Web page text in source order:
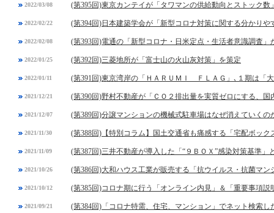
2022/03/08 (第395回)東京カンテイが「タワマンの供給動向とストック数
2022/02/22 (第394回)日本建築学会が「新型コロナ対策に関する分かりや
2022/02/08 (第393回)電通の「新型コロナ・日米定点・生活者意識調査」
2022/01/25 (第392回)三菱地所が「富士山の火山灰対策」を策定
2022/01/11 (第391回)東京湾岸の「ＨＡＲＵＭＩ ＦＬＡＧ」､１期は「
2021/12/21 (第390回)野村不動産が「ＣＯ２排出量を実質ゼロにする、
2021/12/07 (第389回)分譲マンションの機械式駐車場はなぜ消えていくの
2021/11/30 (第388回)【特別コラム】国土交通省も痛感する「宅配ボック
2021/11/09 (第387回)三井不動産が導入した「“９ＢＯＸ”感染対策基準」
2021/10/26 (第386回)大和ハウス工業が販売する「抗ウイルス・抗菌マン
2021/10/12 (第385回)コロナ期に行う「オンライン内見」＆「重要事項説
2021/09/21 (第384回)「コロナ特需、住宅、マンション」でネット検索し